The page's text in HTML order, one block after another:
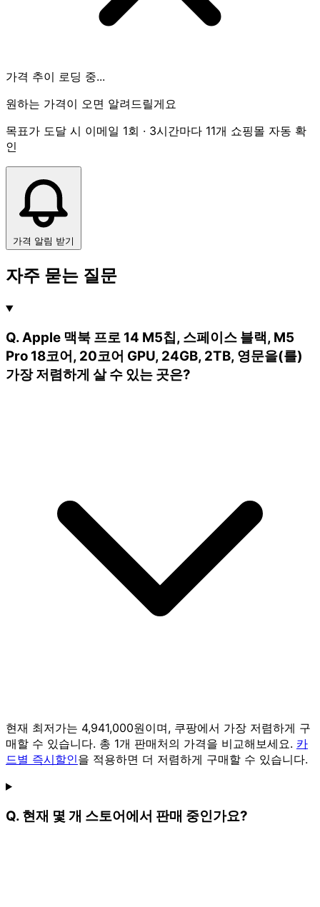
가격 추이 로딩 중...
원하는 가격이 오면 알려드릴게요
목표가 도달 시 이메일 1회 · 3시간마다 11개 쇼핑몰 자동 확
인
가격 알림 받기
자주 묻는 질문
Q. Apple 맥북 프로 14 M5칩, 스페이스 블랙, M5
Pro 18코어, 20코어 GPU, 24GB, 2TB, 영문을(를)
가장 저렴하게 살 수 있는 곳은?
현재 최저가는 4,941,000원이며, 쿠팡에서 가장 저렴하게 구
매할 수 있습니다. 총 1개 판매처의 가격을 비교해보세요. 카
드별 즉시할인을 적용하면 더 저렴하게 구매할 수 있습니다.
Q. 현재 몇 개 스토어에서 판매 중인가요?